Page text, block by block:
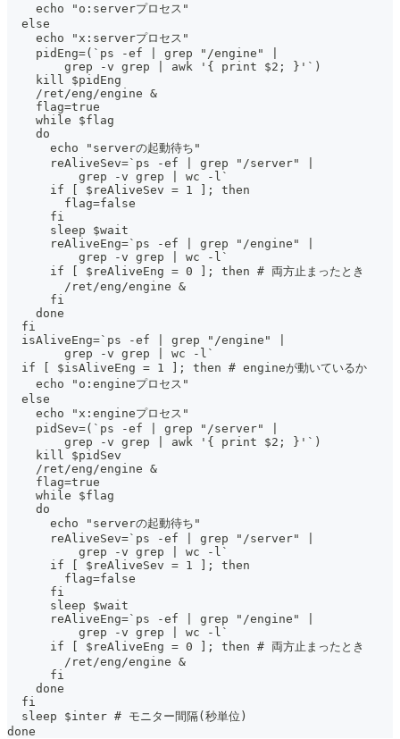
    echo "o:serverプロセス"
  else
    echo "x:serverプロセス"
    pidEng=(`ps -ef | grep "/engine" |
        grep -v grep | awk '{ print $2; }'`)
    kill $pidEng
    /ret/eng/engine &
    flag=true
    while $flag
    do
      echo "serverの起動待ち"
      reAliveSev=`ps -ef | grep "/server" |
          grep -v grep | wc -l`
      if [ $reAliveSev = 1 ]; then
        flag=false
      fi
      sleep $wait
      reAliveEng=`ps -ef | grep "/engine" |
          grep -v grep | wc -l`
      if [ $reAliveEng = 0 ]; then # 両方止まったとき
        /ret/eng/engine &
      fi
    done
  fi
  isAliveEng=`ps -ef | grep "/engine" |
        grep -v grep | wc -l`
  if [ $isAliveEng = 1 ]; then # engineが動いているか
    echo "o:engineプロセス"
  else
    echo "x:engineプロセス"
    pidSev=(`ps -ef | grep "/server" |
        grep -v grep | awk '{ print $2; }'`)
    kill $pidSev
    /ret/eng/engine &
    flag=true
    while $flag
    do
      echo "serverの起動待ち"
      reAliveSev=`ps -ef | grep "/server" |
          grep -v grep | wc -l`
      if [ $reAliveSev = 1 ]; then
        flag=false
      fi
      sleep $wait
      reAliveEng=`ps -ef | grep "/engine" |
          grep -v grep | wc -l`
      if [ $reAliveEng = 0 ]; then # 両方止まったとき
        /ret/eng/engine &
      fi
    done
  fi
  sleep $inter # モニター間隔(秒単位)
done